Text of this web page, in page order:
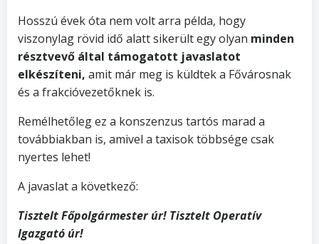
Hosszú évek óta nem volt arra példa, hogy
viszonylag rövid idő alatt sikerült egy olyan minden
résztvevő által támogatott javaslatot
elkészíteni, amit már meg is küldtek a Fővárosnak
és a frakcióvezetőknek is.
Remélhetőleg ez a konszenzus tartós marad a
továbbiakban is, amivel a taxisok többsége csak
nyertes lehet!
A javaslat a következő:
Tisztelt Főpolgármester úr! Tisztelt Operatív
Igazgató úr!